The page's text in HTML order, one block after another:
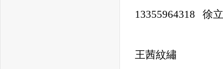
13355964318 徐立
王茜紋繡